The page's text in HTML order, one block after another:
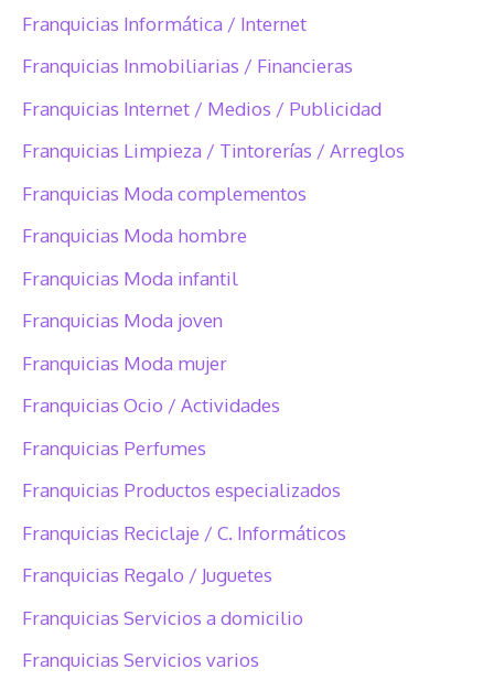
Franquicias Informática / Internet
Franquicias Inmobiliarias / Financieras
Franquicias Internet / Medios / Publicidad
Franquicias Limpieza / Tintorerías / Arreglos
Franquicias Moda complementos
Franquicias Moda hombre
Franquicias Moda infantil
Franquicias Moda joven
Franquicias Moda mujer
Franquicias Ocio / Actividades
Franquicias Perfumes
Franquicias Productos especializados
Franquicias Reciclaje / C. Informáticos
Franquicias Regalo / Juguetes
Franquicias Servicios a domicilio
Franquicias Servicios varios